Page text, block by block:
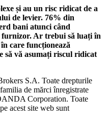
și au un risc ridicat de a
de levier. 76% din
bani atunci când
furnizor. Ar trebui să luați în
care funcționează
să vă asumați riscul ridicat
S.A. Toate drepturile
de mărci înregistrate
Corporation. Toate
acest site web sunt